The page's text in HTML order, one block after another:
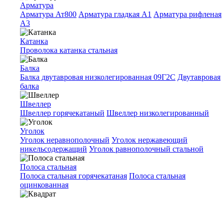
Арматура
Арматура Ат800 Арматура гладкая A1 Арматура рифленая
A3
Катанка
Проволока катанка стальная
Балка
Балка двутавровая низколегированная 09Г2С Двутавровая
балка
Швеллер
Швеллер горячекатаный Швеллер низколегированный
Уголок
Уголок неравнополочный Уголок нержавеющий
никельсодержащий Уголок равнополочный стальной
Полоса стальная
Полоса стальная горячекатаная Полоса стальная
оцинкованная